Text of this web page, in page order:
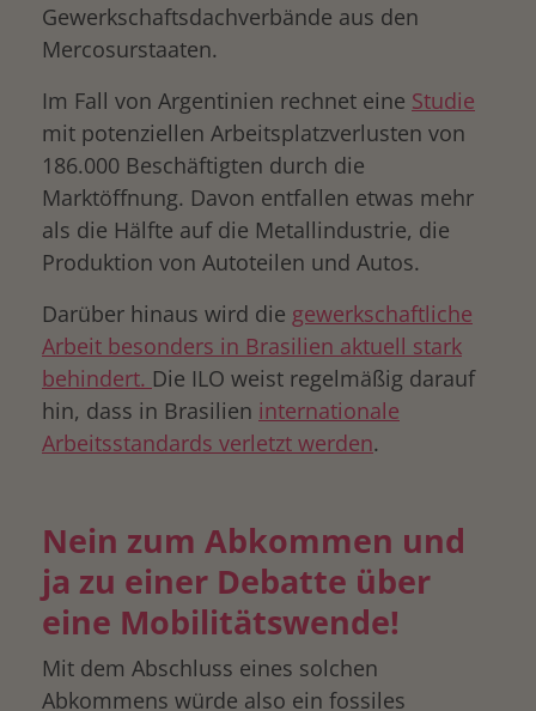
Gewerkschaftsdachverbände aus den
Mercosurstaaten.
Im Fall von Argentinien rechnet eine Studie
mit potenziellen Arbeitsplatzverlusten von
186.000 Beschäftigten durch die
Marktöffnung. Davon entfallen etwas mehr
als die Hälfte auf die Metallindustrie, die
Produktion von Autoteilen und Autos.
Darüber hinaus wird die gewerkschaftliche
Arbeit besonders in Brasilien aktuell stark
behindert. Die ILO weist regelmäßig darauf
hin, dass in Brasilien internationale
Arbeitsstandards verletzt werden.
Nein zum Abkommen und
ja zu einer Debatte über
eine Mobilitätswende!
Mit dem Abschluss eines solchen
Abkommens würde also ein fossiles